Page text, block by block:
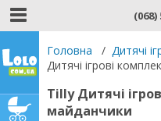
(068)
Головна / Дитячі
Дитячі ігрові
Tilly Дитячі
майданчики